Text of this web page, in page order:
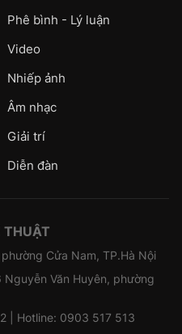
Phê bình - Lý luận
Video
Nhiếp ảnh
Âm nhạc
Giải trí
Diễn đàn
THUẬT
Cửa Nam, TP.Hà Nội
Nguyễn Văn Huyên, phường
| Hotline: 0903 517 513